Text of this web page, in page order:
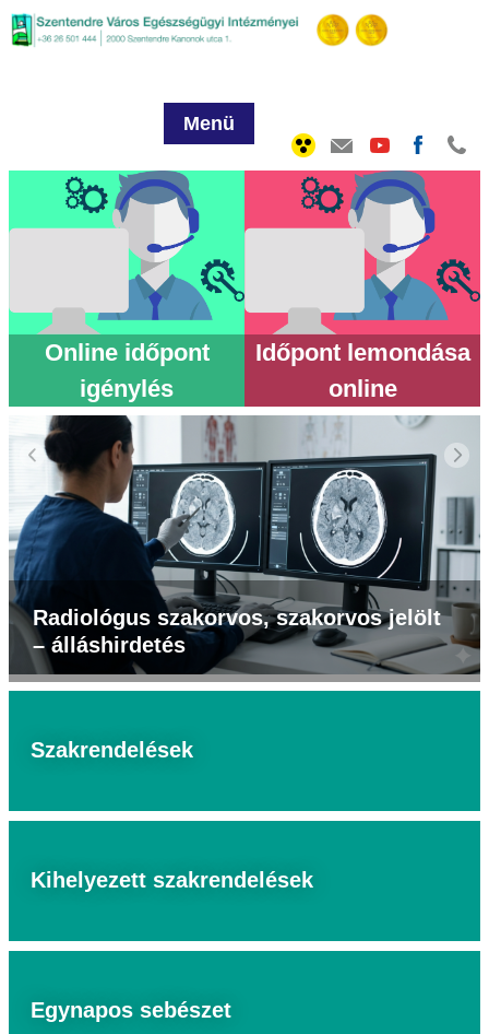
Menü
Online időpont
igénylés
Időpont lemondása
online
Radiológus szakorvos, szakorvos jelölt
– álláshirdetés
Szakrendelések
Kihelyezett szakrendelések
Egynapos sebészet